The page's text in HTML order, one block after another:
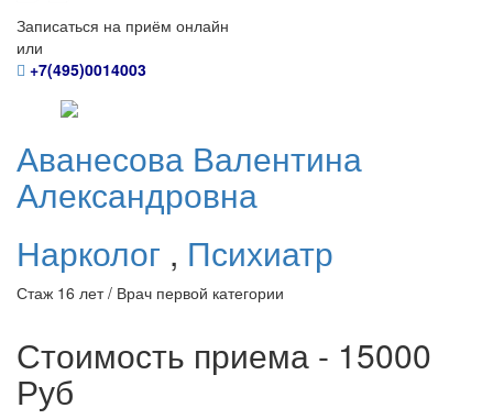
Записаться на приём онлайн
или
+7(495)0014003
Аванесова Валентина
Александровна
Нарколог , Психиатр
Стаж 16 лет / Врач первой категории
Стоимость приема - 15000
Руб